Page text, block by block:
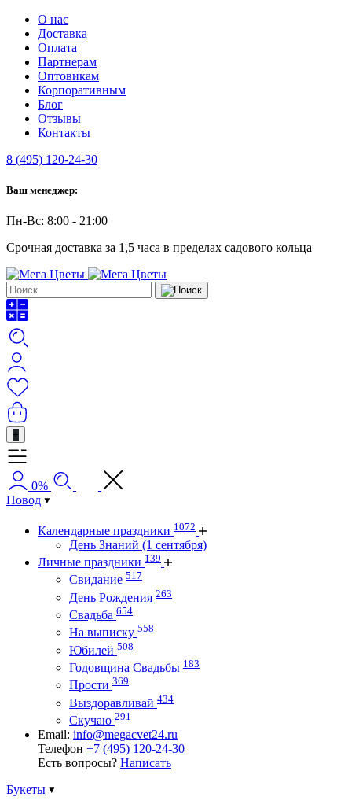
О нас
Доставка
Оплата
Партнерам
Оптовикам
Корпоративным
Блог
Отзывы
Контакты
8 (495) 120-24-30
Ваш менеджер:
Пн-Вс: 8:00 - 21:00
Срочная доставка за 1,5 часа в пределах садового кольца
+
0%
Повод
Календарные праздники 1072
День Знаний (1 сентября)
Личные праздники 139
Свидание 517
День Рождения 263
Свадьба 654
На выписку 558
Юбилей 508
Годовщина Свадьбы 183
Прости 369
Выздоравливай 434
Скучаю 291
Email: info@megacvet24.ru
Телефон +7 (495) 120-24-30
Есть вопросы? Написать
Букеты